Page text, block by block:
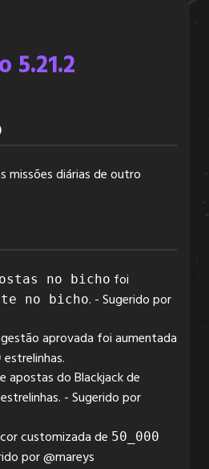
5.21.2
missões diárias de outro
no bicho foi
no bicho. - Sugerido por
aprovada foi aumentada
estrelinhas.
apostas do Blackjack de
estrelinhas. - Sugerido por
customizada de 50_000
por @mareys